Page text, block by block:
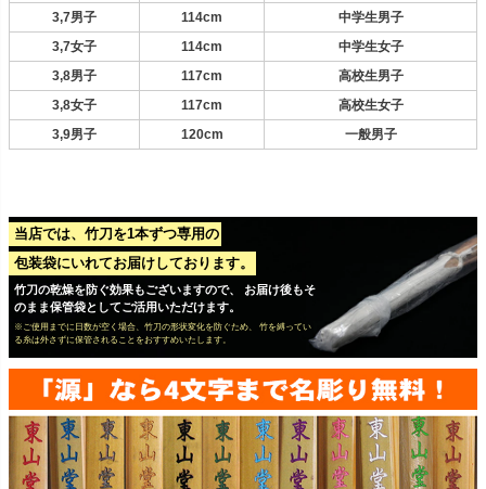
3,7男子
114cm
中学生男子
3,7女子
114cm
中学生女子
3,8男子
117cm
高校生男子
3,8女子
117cm
高校生女子
3,9男子
120cm 一般男子
当店では、竹刀を1本ずつ専用の
包装袋にいれてお届けしております。
竹刀の乾燥を防ぐ効果もございますので、 お届け後もそ
のまま保管袋としてご活用いただけます。
※ご使用までに日数が空く場合、竹刀の形状変化を防ぐため、 竹を縛ってい
る糸は外さずに保管されることをおすすめいたします。